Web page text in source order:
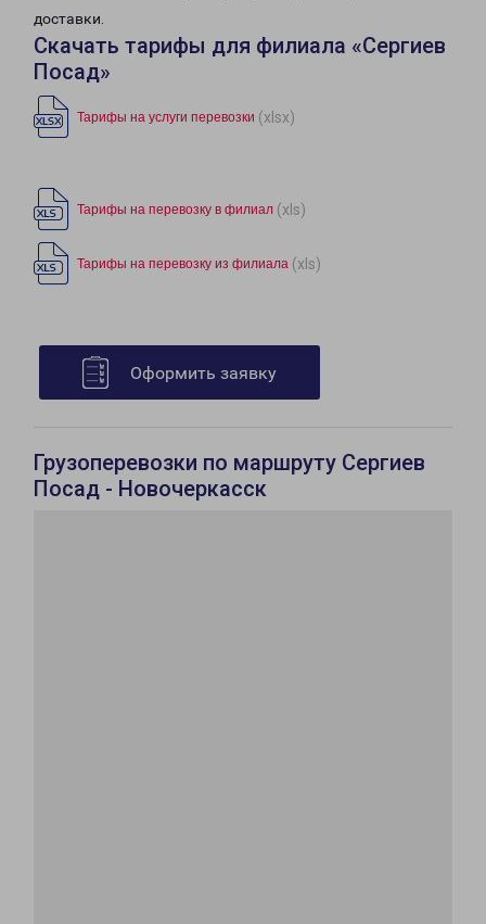
доставки.
Скачать тарифы для филиала «Сергиев
Посад»
Тарифы на услуги перевозки (xlsx)
Тарифы на перевозку в филиал (xls)
Тарифы на перевозку из филиала (xls)
Оформить заявку
Грузоперевозки по маршруту Сергиев
Посад - Новочеркасск